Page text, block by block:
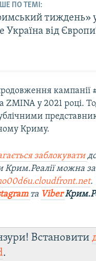
ПО ТЕМІ:
тиждень»
Україна від
кампанії
у 2021 році.
Криму.
заблокувати
Крим.Реалії можна
.
та Viber
Встановити
.